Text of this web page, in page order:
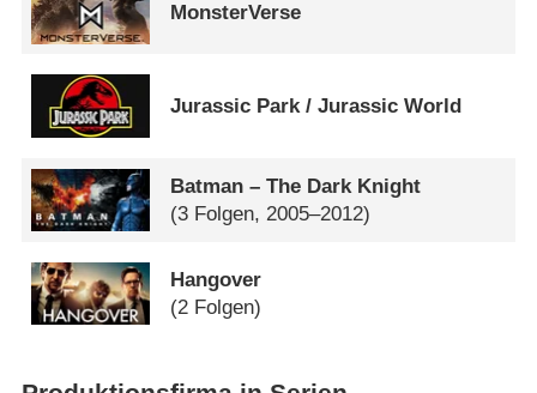
MonsterVerse
Jurassic Park /​ Jurassic World
Batman – The Dark Knight
(3 Folgen, 2005–2012)
Hangover
(2 Folgen)